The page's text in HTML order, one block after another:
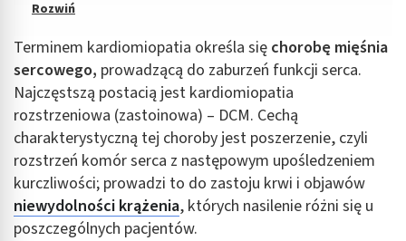
Terminem kardiomiopatia określa się chorobę mięśnia
sercowego, prowadzącą do zaburzeń funkcji serca.
Najczęstszą postacią jest kardiomiopatia
rozstrzeniowa (zastoinowa) – DCM. Cechą
charakterystyczną tej choroby jest poszerzenie, czyli
rozstrzeń komór serca z następowym upośledzeniem
kurczliwości; prowadzi to do zastoju krwi i objawów
niewydolności krążenia, których nasilenie różni się u
poszczególnych pacjentów.